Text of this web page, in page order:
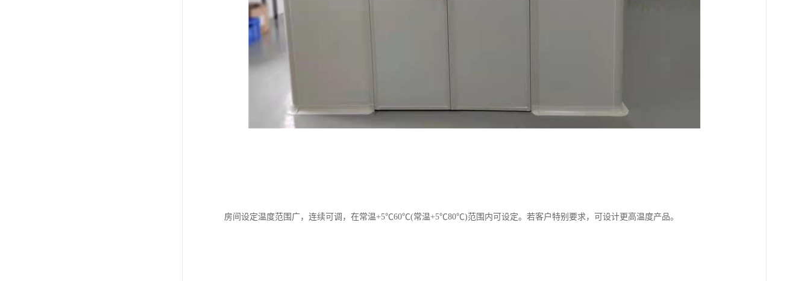
房间设定温度范围广，连续可调，在常温+5℃60℃(常温+5℃80℃)范围内可设定。若客户特别要求，可设计更高温度产品。